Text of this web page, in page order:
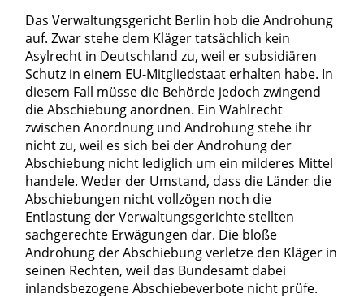
Das Verwaltungsgericht Berlin hob die Androhung
auf. Zwar stehe dem Kläger tatsächlich kein
Asylrecht in Deutschland zu, weil er subsidiären
Schutz in einem EU-Mitgliedstaat erhalten habe. In
diesem Fall müsse die Behörde jedoch zwingend
die Abschiebung anordnen. Ein Wahlrecht
zwischen Anordnung und Androhung stehe ihr
nicht zu, weil es sich bei der Androhung der
Abschiebung nicht lediglich um ein milderes Mittel
handele. Weder der Umstand, dass die Länder die
Abschiebungen nicht vollzögen noch die
Entlastung der Verwaltungsgerichte stellten
sachgerechte Erwägungen dar. Die bloße
Androhung der Abschiebung verletze den Kläger in
seinen Rechten, weil das Bundesamt dabei
inlandsbezogene Abschiebeverbote nicht prüfe.